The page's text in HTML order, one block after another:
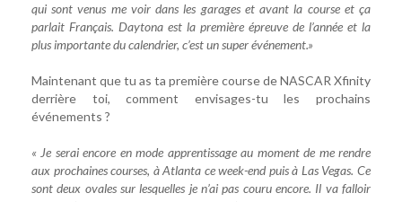
qui sont venus me voir dans les garages et avant la course et ça
parlait Français. Daytona est la première épreuve de l’année et la
plus importante du calendrier, c’est un super événement.»
Maintenant que tu as ta première course de NASCAR Xfinity
derrière toi, comment envisages-tu les prochains
événements ?
« Je serai encore en mode apprentissage au moment de me rendre
aux prochaines courses, à Atlanta ce week-end puis à Las Vegas. Ce
sont deux ovales sur lesquelles je n’ai pas couru encore. Il va falloir